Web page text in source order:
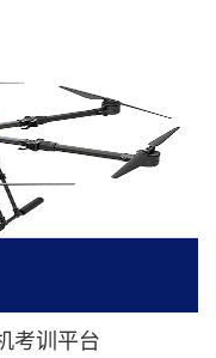
考训平台